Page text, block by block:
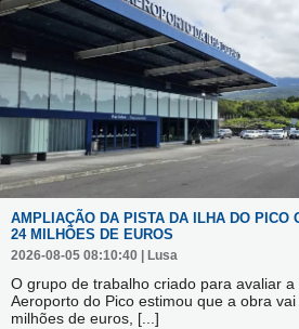
AMPLIAÇÃO DA PISTA DA ILHA DO PICO
24 MILHÕES DE EUROS
2026-08-05 08:10:40 | Lusa
O grupo de trabalho criado para avaliar
Aeroporto do Pico estimou que a obra
milhões de euros, [...]